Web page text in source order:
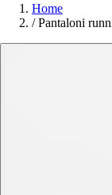
Home
/ Pantaloni